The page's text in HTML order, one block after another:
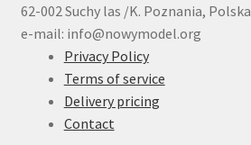
62-002 Suchy las /K. Poznania, Polska
e-mail: info@nowymodel.org
Privacy Policy
Terms of service
Delivery pricing
Contact